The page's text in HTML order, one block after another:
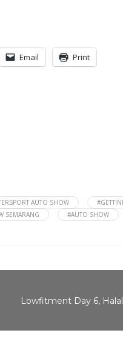
Email Print
AUTO SHOW
SEMARANG #AUTO SHOW
Lowfitment Day 6,